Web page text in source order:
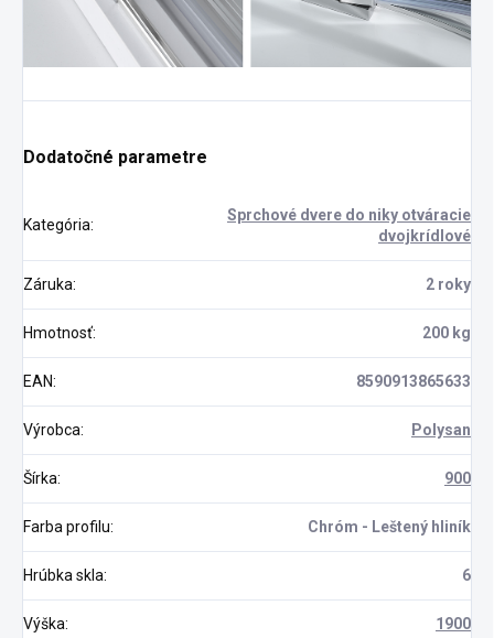
Dodatočné parametre
Kategória:
Sprchové dvere do niky otváracie
dvojkrídlové
Záruka: 2 roky
Hmotnosť: 200 kg
EAN: 8590913865633
Výrobca: Polysan
Šírka: 900
Farba profilu: Chróm - Leštený hliník
Hrúbka skla: 6
Výška: 1900